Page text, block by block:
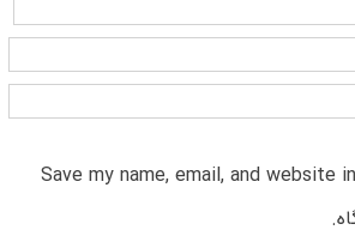
Save my name, email, and website